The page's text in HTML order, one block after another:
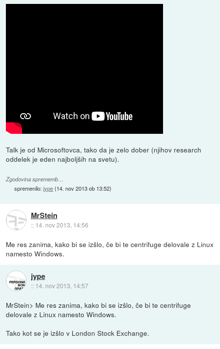
Talk je od Microsoftovca, tako da je zelo dober (njihov research
oddelek je eden najboljših na svetu).
Zgodovina sprememb…
spremenilo:jype(14. nov 2013 ob 13:52)
MrStein
:: 14. nov 2013, 14:56
Me res zanima, kako bi se izšlo, če bi te centrifuge delovale z Linux
namesto Windows.
jype
:: 14. nov 2013, 14:57
MrStein> Me res zanima, kako bi se izšlo, če bi te centrifuge
delovale z Linux namesto Windows.
Tako kot se je izšlo v London Stock Exchange.